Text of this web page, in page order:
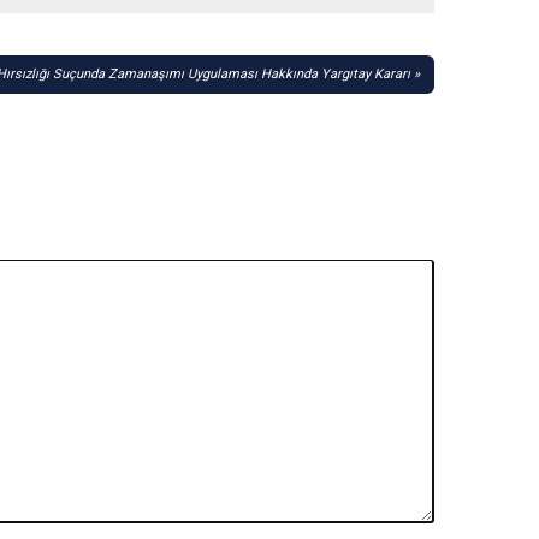
Suçunda Zamanaşımı Uygulaması Hakkında Yargıtay Kararı